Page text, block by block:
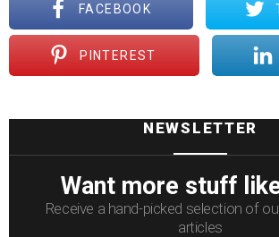
FACEBOOK
PINTEREST
NEWSLETTER
Want more stuff
Receive a hand-picked selection of
articles